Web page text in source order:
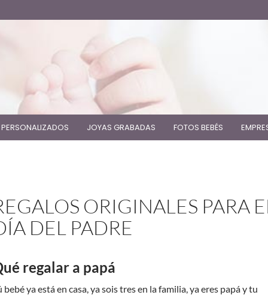
JOYAS GRABADAS FOTOS BEBÉS
ORIGINALES PARA
DEL PADRE
regalar a papá
bebé ya está en casa, ya sois tres en la familia, ya eres papá y tu